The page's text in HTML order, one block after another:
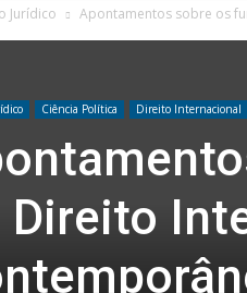
Jurídico Apontamentos sobre os
Ciência Política Direito Internacional
Direito